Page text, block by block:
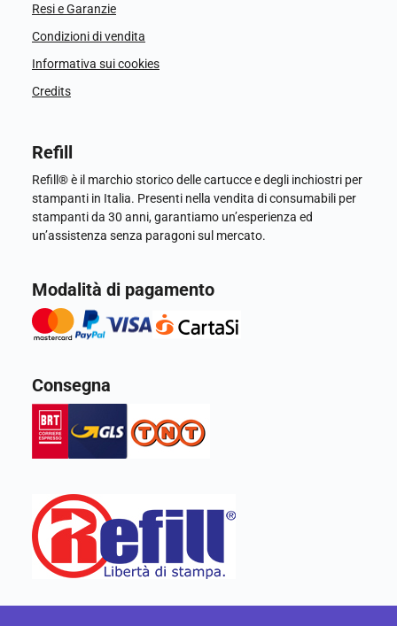
Resi e Garanzie
Condizioni di vendita
Informativa sui cookies
Credits
Refill
Refill® è il marchio storico delle cartucce e degli inchiostri per
stampanti in Italia. Presenti nella vendita di consumabili per
stampanti da 30 anni, garantiamo un’esperienza ed
un’assistenza senza paragoni sul mercato.
Modalità di pagamento
Consegna